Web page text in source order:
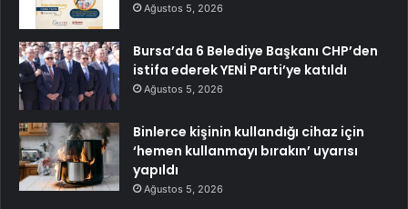
Ağustos 5, 2026
Bursa’da 6 Belediye Başkanı CHP’den
istifa ederek YENİ Parti’ye katıldı
Ağustos 5, 2026
Binlerce kişinin kullandığı cihaz için
‘hemen kullanmayı bırakın’ uyarısı
yapıldı
Ağustos 5, 2026